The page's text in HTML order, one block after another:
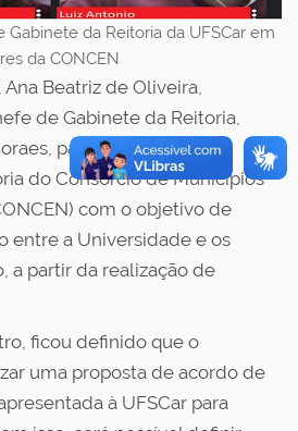
Gabinete da Reitoria da UFSCar em
da CONCEN
Ana Beatriz de Oliveira,
de Gabinete da Reitoria,
participaram de uma
do Consórcio de Municípios
com o objetivo de
entre a Universidade e os
a partir da realização de
ficou definido que o
uma proposta de acordo de
à UFSCar para